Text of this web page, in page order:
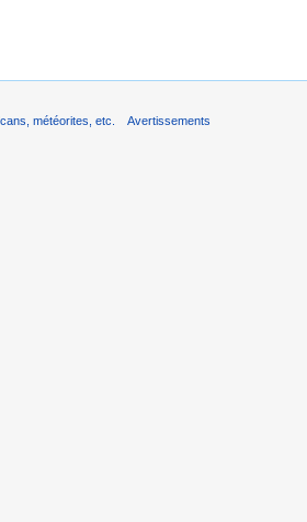
météorites, etc. Avertissements